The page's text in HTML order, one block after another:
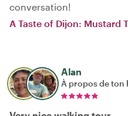
conversation!
A Taste of Dijon: Mustard
Alan
À propos de ton